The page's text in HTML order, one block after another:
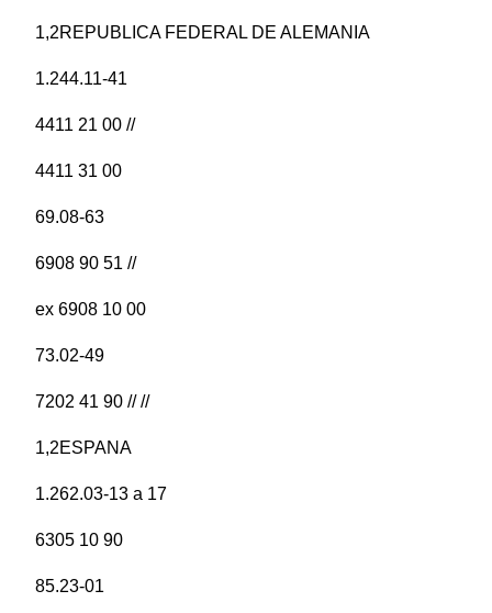
1,2REPUBLICA FEDERAL DE ALEMANIA
1.244.11-41
4411 21 00 //
4411 31 00
69.08-63
6908 90 51 //
ex 6908 10 00
73.02-49
7202 41 90 // //
1,2ESPANA
1.262.03-13 a 17
6305 10 90
85.23-01